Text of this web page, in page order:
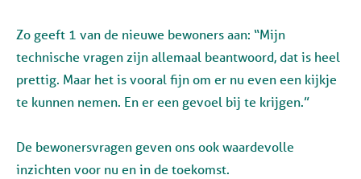
Zo geeft 1 van de nieuwe bewoners aan: “Mijn
technische vragen zijn allemaal beantwoord, dat is heel
prettig. Maar het is vooral fijn om er nu even een kijkje
te kunnen nemen. En er een gevoel bij te krijgen.”
De bewonersvragen geven ons ook waardevolle
inzichten voor nu en in de toekomst.